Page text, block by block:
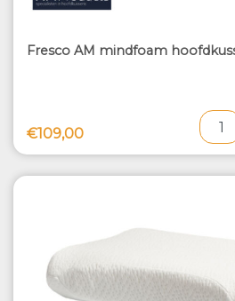
Fresco AM mindfoam
€109,00